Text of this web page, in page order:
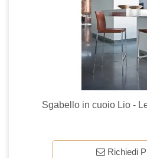
Sgabello in cuoio Lio -
Richiedi